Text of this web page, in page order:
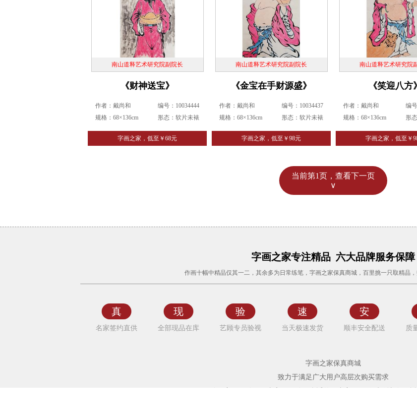
南山道释艺术研究院副院长
《财神送宝》
作者：戴尚和
规格：68×136cm
编号：10034444
形态：软片未裱
字画之家，低至￥68元
南山道释艺术研究院副院长
《金宝在手财源盛》
作者：戴尚和
规格：68×136cm
编号：10034437
形态：软片未裱
字画之家，低至￥98元
南山道释艺术研究院
《笑迎八方》
作者：戴尚和
规格：68×136cm
编
形
字画之家，低至￥
当前第1页，查看下一页
∨
字画之家专注精品 六大品牌服务保障
作画十幅中精品仅其一二，其余多为日常练笔，字画之家保真商城，百里挑一只取精品
真
名家签约直供
现
全部现品在库
验
艺顾专员验视
速
当天极速发货
安
顺丰安全配送 质
字画之家保真商城
致力于满足广大用户高层次购买需求